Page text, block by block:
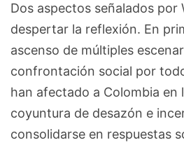
Dos aspectos señalados por
despertar la reflexión. En
ascenso de múltiples
confrontación social por
han afectado a Colombia en
coyuntura de desazón e
consolidarse en respuestas